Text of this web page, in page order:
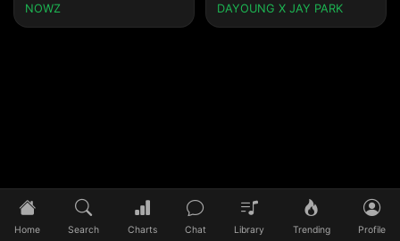
NOWZ DAYOUNG X JAY PARK
Home Search Charts Chat Library Trending Profile
0:00/0:00